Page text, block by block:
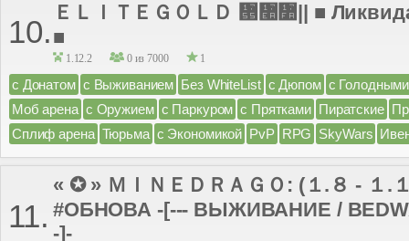
10.
ＥＬＩＴＥＧＯＬＤ ᝕៪៺|| ■
■
1.12.2 0 из 7000 1
с Донатом с Выживанием Без WhiteList с Дюпом с
Моб арена с Оружием с Паркуром с Прятками Пиратские
Сплиф арена Тюрьма с Экономикой PvP RPG SkyWars
11.
« ✪ » ＭＩＮＥＤＲＡＧＯ: (１.８ - １.
#ОБНОВА -[--- ВЫЖИВАНИЕ /
-]-